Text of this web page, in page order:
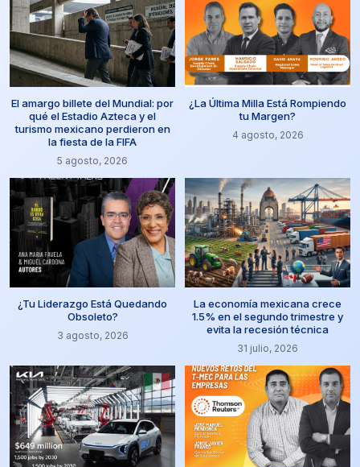
El amargo billete del Mundial: por
qué el Estadio Azteca y el
turismo mexicano perdieron en
la fiesta de la FIFA
5 agosto, 2026
¿La Última Milla Está Rompiendo
tu Margen?
4 agosto, 2026
¿Tu Liderazgo Está Quedando
Obsoleto?
3 agosto, 2026
La economía mexicana crece
1.5% en el segundo trimestre y
evita la recesión técnica
31 julio, 2026